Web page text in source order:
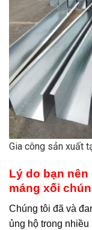
Gia công sản xuất
Lý do bạn
máng xối
Chúng tôi đã và
ủng hộ trong